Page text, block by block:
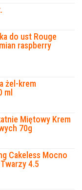
do ust Rouge
raspberry
żel-krem
ml
Miętowy Krem
70g
Cakeless Mocno
4.5